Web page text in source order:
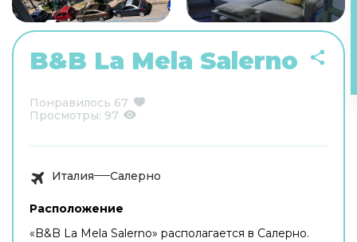
B&B La Mela Salerno
Понравилось 67
Просмотры: 97
Италия Салерно
Расположение
«B&B La Mela Salerno» располагается в Салерно.